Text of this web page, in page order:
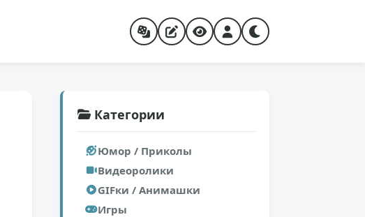
Категории
Юмор / Приколы
Видеоролики
GIFки / Анимашки
Игры